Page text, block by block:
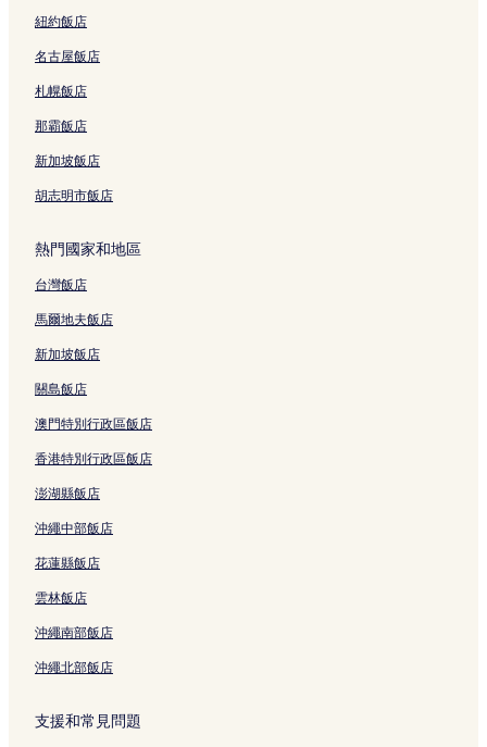
紐約飯店
名古屋飯店
札幌飯店
那霸飯店
新加坡飯店
胡志明市飯店
熱門國家和地區
台灣飯店
馬爾地夫飯店
新加坡飯店
關島飯店
澳門特別行政區飯店
香港特別行政區飯店
澎湖縣飯店
沖繩中部飯店
花蓮縣飯店
雲林飯店
沖繩南部飯店
沖繩北部飯店
支援和常見問題